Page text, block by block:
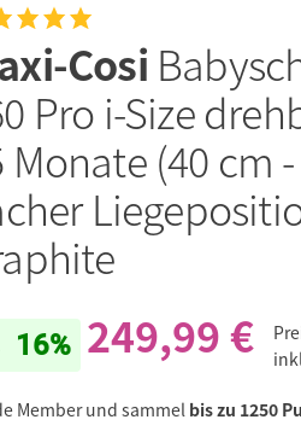
Cosi
Pro i-Size
Monate (40 cm
16% 249,99 €
Member und sammelbis zu 1250